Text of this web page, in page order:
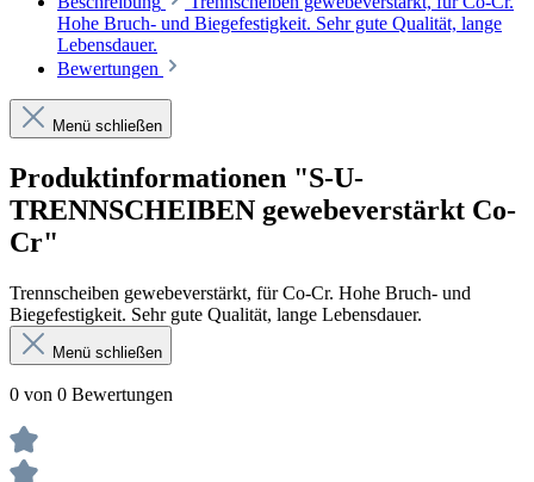
Hohe Bruch- und Biegefestigkeit. Sehr gute Qualität, lange
Lebens­dauer.
Bewertungen
Menü schließen
Produktinformationen "S-U-
TRENNSCHEIBEN gewebeverstärkt Co-
Cr"
Trennscheiben gewebeverstärkt, für Co-Cr. Hohe Bruch- und
Biegefestigkeit. Sehr gute Qualität, lange Lebens­dauer.
Menü schließen
0 von 0 Bewertungen